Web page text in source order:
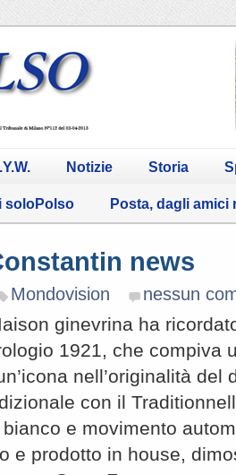
Notizie Storia
soloPolso Posta, dagli amici
news
Mondovision nessun
ginevrina ha
1921, che compiva
nell’originalità del
con il
e movimento
e prodotto in house,